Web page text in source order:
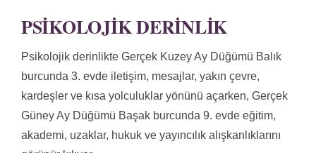
PSIKOLOJIK DERINLIK
Psikolojik derinlikte Gerçek Kuzey Ay Düğümü Balık
burcunda 3. evde iletişim, mesajlar, yakın çevre,
kardeşler ve kısa yolculuklar yönünü açarken, Gerçek
Güney Ay Düğümü Başak burcunda 9. evde eğitim,
akademi, uzaklar, hukuk ve yayıncılık alışkanlıklarını